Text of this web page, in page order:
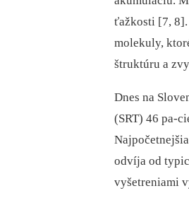
ťažkosti [7, 8].
molekuly,
štruktúru a
Dnes na
(SRT) 46 pa-
odvíja od
vyšetreniami